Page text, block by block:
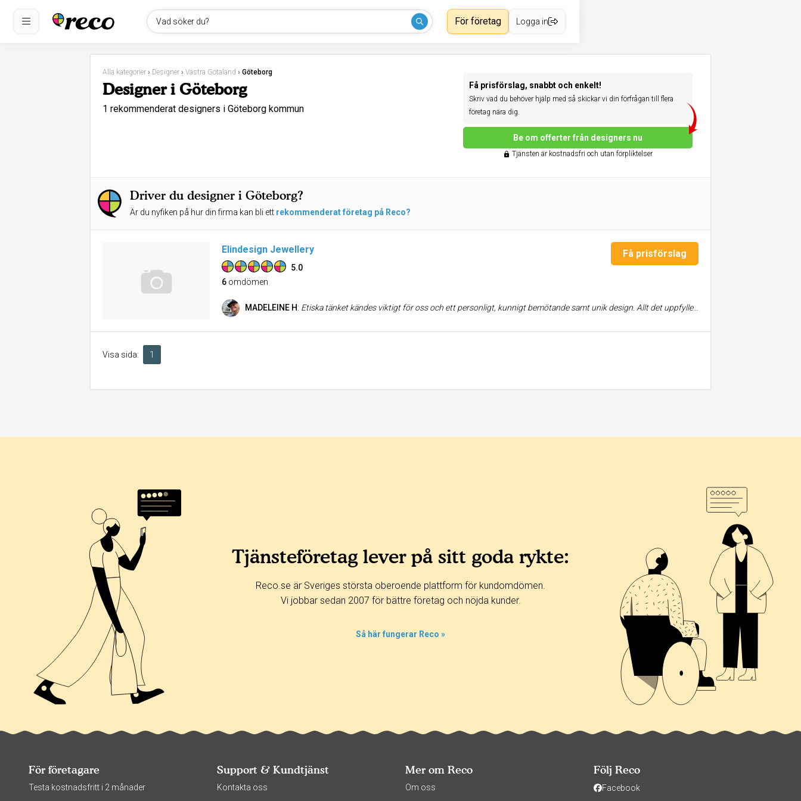
Vad söker du? För företag Logga in
Alla kategorier › Designer › Västra Götaland › Göteborg
Designer i Göteborg
1 rekommenderat designers i Göteborg kommun
Få prisförslag, snabbt och enkelt!
Skriv vad du behöver hjälp med så skickar vi din förfrågan till flera
företag nära dig.
Be om offerter från designers nu
Tjänsten är kostnadsfri och utan förpliktelser
Driver du designer i Göteborg?
Är du nyfiken på hur din firma kan bli ett rekommenderat företag på Reco?
Elindesign Jewellery
5.0
6 omdömen
Få prisförslag
MADELEINE H: Etiska tänket kändes viktigt för oss och ett personligt, kunnigt bemötande samt unik design. Allt det uppfyller Elin! Vi beställde våra förlovningsringar och sedan våra vigselringar efter samtal och diskussion.. Kan varmt rekommendera!
Visa sida: 1
Tjänsteföretag lever på sitt goda rykte:
Reco.se är Sveriges största oberoende plattform för kundomdömen.
Vi jobbar sedan 2007 för bättre företag och nöjda kunder.
Så här fungerar Reco »
För företagare
Testa kostnadsfritt i 2 månader
Support & Kundtjänst
Kontakta oss
Mer om Reco
Om oss
Följ Reco
Facebook